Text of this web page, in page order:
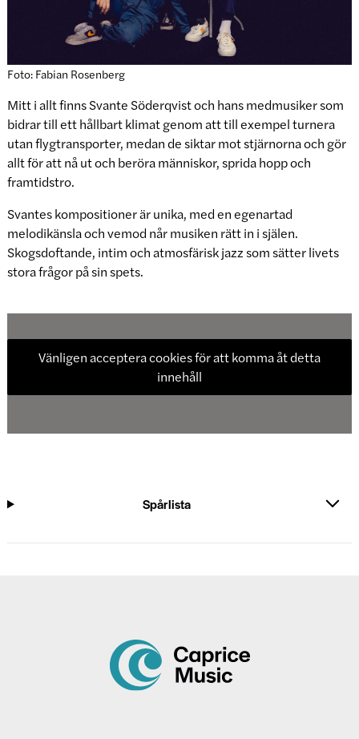
Foto: Fabian Rosenberg
Mitt i allt finns Svante Söderqvist och hans medmusiker som
bidrar till ett hållbart klimat genom att till exempel turnera
utan flygtransporter, medan de siktar mot stjärnorna och gör
allt för att nå ut och beröra människor, sprida hopp och
framtidstro.
Svantes kompositioner är unika, med en egenartad
melodikänsla och vemod når musiken rätt in i själen.
Skogsdoftande, intim och atmosfärisk jazz som sätter livets
stora frågor på sin spets.
Vänligen acceptera cookies för att komma åt detta
innehåll
Spårlista